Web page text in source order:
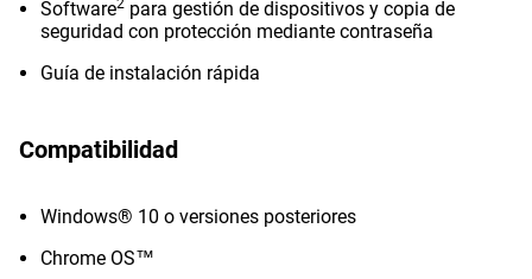
Software2 para gestión de dispositivos y copia de
seguridad con protección mediante contraseña
Guía de instalación rápida
Compatibilidad
Windows® 10 o versiones posteriores
Chrome OS™